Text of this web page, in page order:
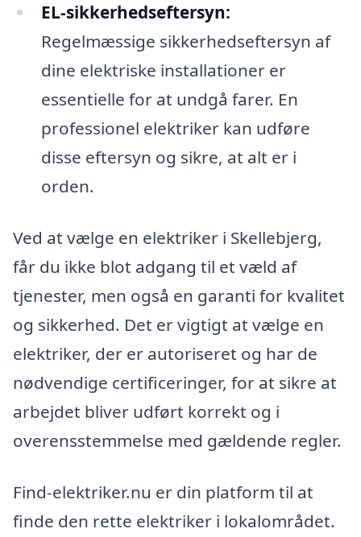
EL-sikkerhedseftersyn:
Regelmæssige sikkerhedseftersyn af
dine elektriske installationer er
essentielle for at undgå farer. En
professionel elektriker kan udføre
disse eftersyn og sikre, at alt er i
orden.
Ved at vælge en elektriker i Skellebjerg,
får du ikke blot adgang til et væld af
tjenester, men også en garanti for kvalitet
og sikkerhed. Det er vigtigt at vælge en
elektriker, der er autoriseret og har de
nødvendige certificeringer, for at sikre at
arbejdet bliver udført korrekt og i
overensstemmelse med gældende regler.
Find-elektriker.nu er din platform til at
finde den rette elektriker i lokalområdet.